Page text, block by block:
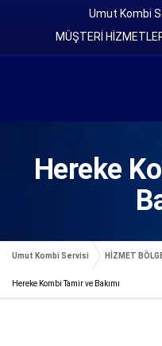
Umut Kombi
MÜŞTERİ
Hereke
Umut Kombi Servisi HİZMET
Hereke Kombi Tamir ve Bakımı